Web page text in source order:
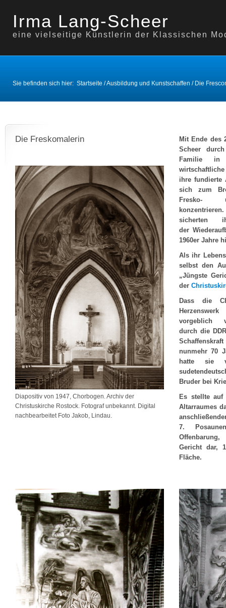
Irma Lang-Scheer
eine vielseitige Künstlerin der Klassischen
Sie befinden sich hier: Startseite /Ausbildung und Kunstschaffen / Die
Die Freskomalerin
Diapositiv von 1947, Chorbogen. Archiv der
Christuskirche Rostock. Fotograf unbekannt. Digital
nachbearbeitet Foto Jakob, Lindau.
Mit Ende des
Scheer
Familie in
ihre fundierte
sich zum
Fresko-
sicherten
der
1960er Jahre
Als ihr
selbst den
„Jüngste
der
Dass die
vorgeblich
durch die
nunmehr 70
hatte sie
Bruder bei
Es stellte auf
Altarraumes
7.
Gericht dar,
Fläche.